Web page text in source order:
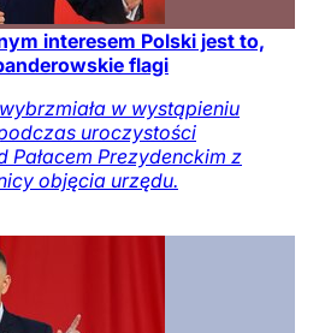
interesem Polski jest to,
flagi
w wystąpieniu
uroczystości
Prezydenckim z
objęcia urzędu.